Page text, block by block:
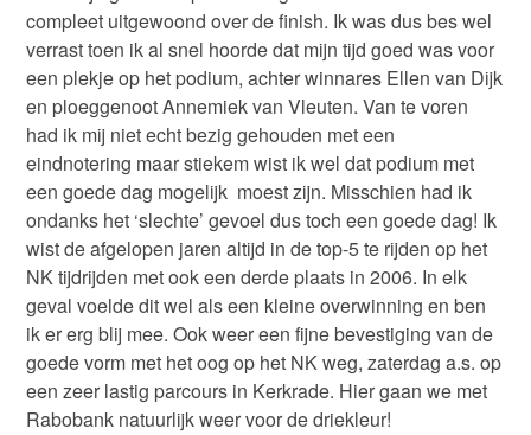
compleet uitgewoond over de finish. Ik was dus bes wel
verrast toen ik al snel hoorde dat mijn tijd goed was voor
een plekje op het podium, achter winnares Ellen van Dijk
en ploeggenoot Annemiek van Vleuten. Van te voren
had ik mij niet echt bezig gehouden met een
eindnotering maar stiekem wist ik wel dat podium met
een goede dag mogelijk moest zijn. Misschien had ik
ondanks het ‘slechte’ gevoel dus toch een goede dag! Ik
wist de afgelopen jaren altijd in de top-5 te rijden op het
NK tijdrijden met ook een derde plaats in 2006. In elk
geval voelde dit wel als een kleine overwinning en ben
ik er erg blij mee. Ook weer een fijne bevestiging van de
goede vorm met het oog op het NK weg, zaterdag a.s. op
een zeer lastig parcours in Kerkrade. Hier gaan we met
Rabobank natuurlijk weer voor de driekleur!